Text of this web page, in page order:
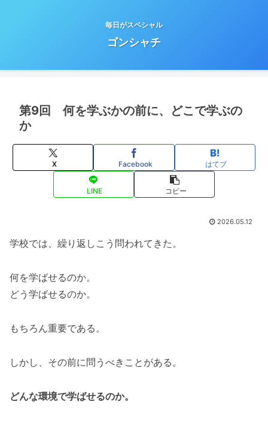
毎日がスペシャル
ゴンシャチ
第9回 何を学ぶかの前に、どこで学ぶの
か
X Facebook はてブ
LINE コピー
2026.05.12
学校では、繰り返しこう問われてきた。
何を学ばせるのか。
どう学ばせるのか。
もちろん重要である。
しかし、その前に問うべきことがある。
どんな環境で学ばせるのか。